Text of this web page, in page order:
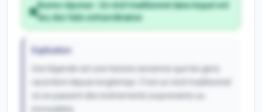
Bonne réponse :
Un récit traditionnel dans lequel ont
lieu des faits extraordinaires
Explication
Une légende est une histoire ancienne que les gens
racontent depuis longtemps. C'est un récit traditionnel
où se passent des événements surprenants ou